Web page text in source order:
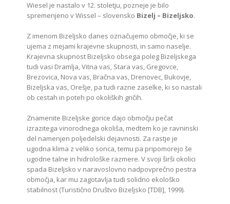
Wiesel je nastalo v 12. stoletju, pozneje je bilo
spremenjeno v Wissel – slovensko Bizelj – Bizeljsko.
Z imenom Bizeljsko danes označujemo območje, ki se
ujema z mejami krajevne skupnosti, in samo naselje.
Krajevna skupnost Bizeljsko obsega poleg Bizeljskega
tudi vasi Dramlja, Vitna vas, Stara vas, Gregovce,
Brezovica, Nova vas, Bračna vas, Drenovec, Bukovje,
Bizeljska vas, Orešje, pa tudi razne zaselke, ki so nastali
ob cestah in poteh po okoliških gričih.
Znamenite Bizeljske gorice dajo območju pečat
izrazitega vinorodnega okoliša, medtem ko je ravninski
del namenjen poljedelski dejavnosti. Za rastje je
ugodna klima z veliko sonca, temu pa pripomorejo še
ugodne talne in hidrološke razmere. V svoji širši okolici
spada Bizeljsko v naravoslovno nadpovprečno pestra
območja, kar mu zagotavlja tudi solidno ekološko
stabilnost (Turistično Društvo Bizeljsko [TDB], 1999).